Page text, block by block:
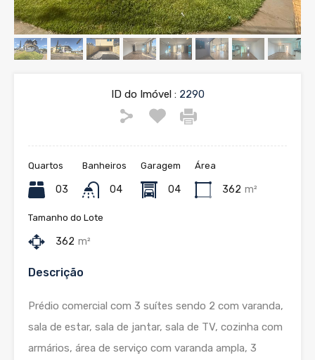
ID do Imóvel :2290
Quartos
03
Banheiros
04
Garagem
04
Área
362 m²
Tamanho do Lote
362 m²
Descrição
Prédio comercial com 3 suítes sendo 2 com varanda,
sala de estar, sala de jantar, sala de TV, cozinha com
armários, área de serviço com varanda ampla, 3